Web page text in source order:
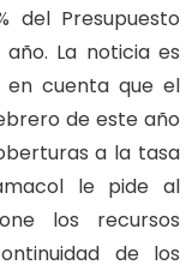
del Presupuesto
La noticia es
en cuenta que el
de este año
a la tasa
le pide al
los recursos
de los